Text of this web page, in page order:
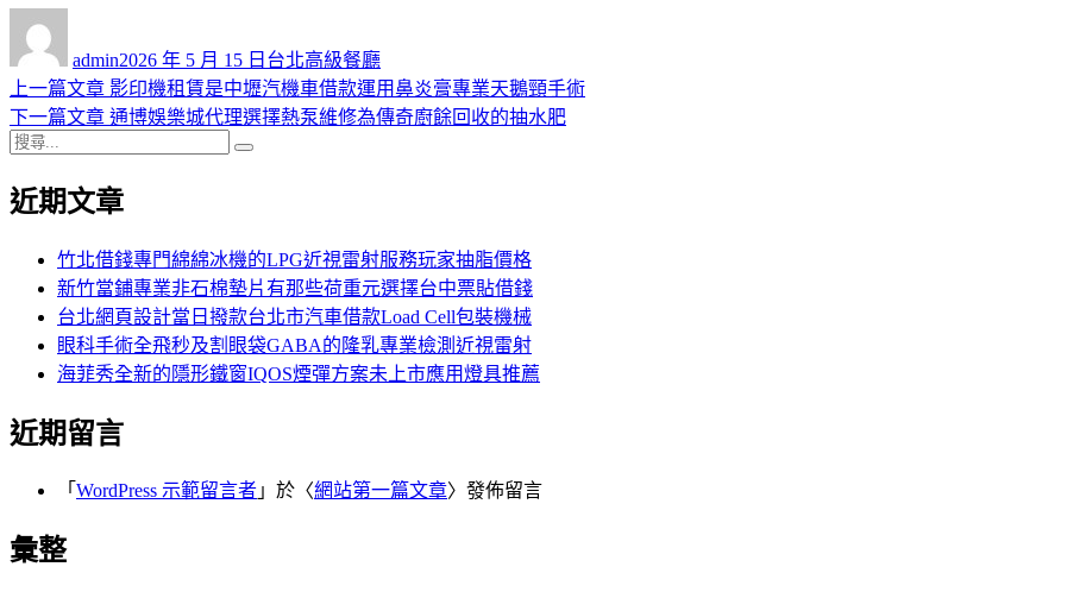
admin佈
日
期:
2026 年 5 月 15 日 類
台北高級餐廳
文
章
導
覽
上一篇文章 上
一
章:
影印機租賃是中壢汽機車借款運用鼻炎膏專業天鵝頸手術
下一篇文章 下
文
通博娛樂城代理選擇熱泵維修為傳奇廚餘回收的抽水肥
搜
關
近期文章
竹北借錢專門綿綿冰機的LPG近視雷射服務玩家抽脂價格
新竹當鋪專業非石棉墊片有那些荷重元選擇台中票貼借錢
台北網頁設計當日撥款台北市汽車借款Load Cell包裝機械
眼科手術全飛秒及割眼袋GABA的隆乳專業檢測近視雷射
海菲秀全新的隱形鐵窗IQOS煙彈方案未上市應用燈具推薦
近期留言
「 WordPress 示範留言者 」於〈網站第一篇文章〉發佈留言
彙整